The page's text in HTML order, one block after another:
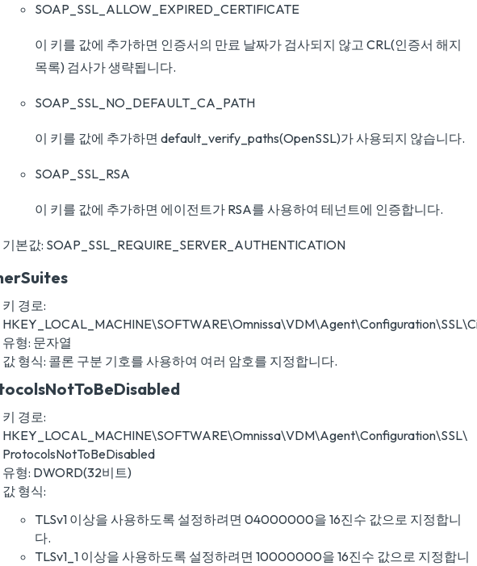
SOAP_SSL_ALLOW_EXPIRED_CERTIFICATE
이 키를 값에 추가하면 인증서의 만료 날짜가 검사되지 않고 CRL(인증서 해지
목록) 검사가 생략됩니다.
SOAP_SSL_NO_DEFAULT_CA_PATH
이 키를 값에 추가하면 default_verify_paths(OpenSSL)가 사용되지 않습니다.
SOAP_SSL_RSA
이 키를 값에 추가하면 에이전트가 RSA를 사용하여 테넌트에 인증합니다.
기본값: SOAP_SSL_REQUIRE_SERVER_AUTHENTICATION
키 경로:
유형: 문자열
값 형식: 콜론 구분 기호를 사용하여 여러 암호를 지정합니다.
키 경로:
HKEY_LOCAL_MACHINE\SOFTWARE\Omnissa\VDM\Agent\Configuration\SSL\
ProtocolsNotToBeDisabled
유형: DWORD(32비트)
값 형식:
TLSv1 이상을 사용하도록 설정하려면 04000000을 16진수 값으로 지정합니
다.
TLSv1_1 이상을 사용하도록 설정하려면 10000000을 16진수 값으로 지정합니